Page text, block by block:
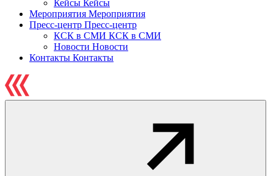
Кейсы Кейсы
Мероприятия Мероприятия
Пресс-центр Пресс-центр
КСК в СМИ КСК в СМИ
Новости Новости
Контакты Контакты